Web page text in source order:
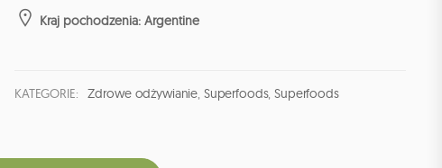
Kraj pochodzenia: Argentine
KATEGORIE: Zdrowe odżywianie, Superfoods,Superfoods